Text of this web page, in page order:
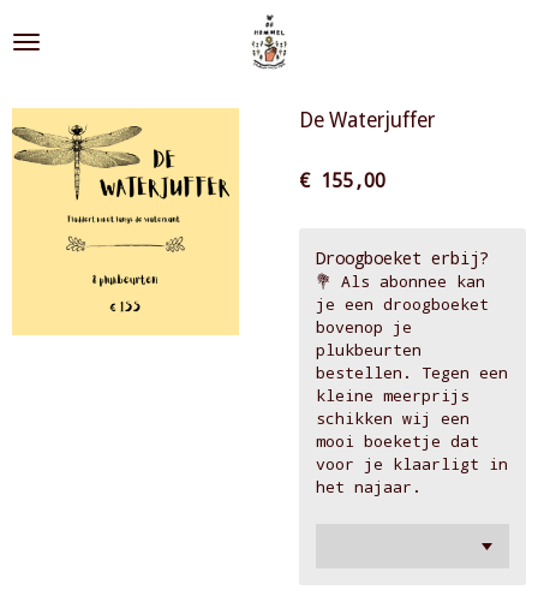
direct
hoofdinhoud
De Waterjuffer
€ 155,00
Droogboeket erbij?
💐 Als abonnee kan
je een droogboeket
bovenop je
plukbeurten
bestellen. Tegen een
kleine meerprijs
schikken wij een
mooi boeketje dat
voor je klaarligt in
het najaar.